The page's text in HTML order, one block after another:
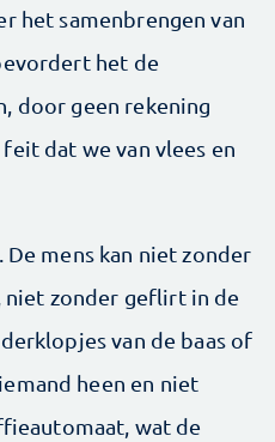
het samenbrengen van
het de
door geen rekening
dat we van vlees en
mens kan niet zonder
zonder geflirt in de
van de baas of
heen en niet
wat de